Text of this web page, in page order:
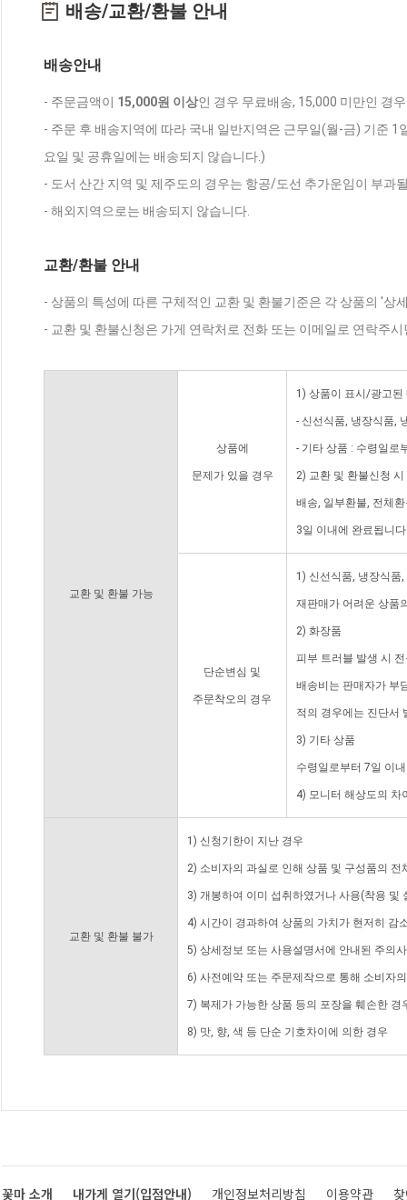
배송/교환/환불 안내
배송안내
- 주문금액이 15,000원 이상인 경우 무료배송, 15,000 미만인 경
- 주문 후 배송지역에 따라 국내 일반지역은 근무일(월-금) 기준
요일 및 공휴일에는 배송되지 않습니다.)
- 도서 산간 지역 및 제주도의 경우는 항공/도선 추가운임이 부과
- 해외지역으로는 배송되지 않습니다.
교환/환불 안내
- 상품의 특성에 따른 구체적인 교환 및 환불기준은 각 상품의 '상
- 교환 및 환불신청은 가게 연락처로 전화 또는 이메일로 연락주
교환 및 환불 가능
상품에
문제가 있을 경우
1) 상품이 표시/광고된
- 신선식품, 냉장식품,
- 기타 상품 : 수령일로
2) 교환 및 환불신청
배송, 일부환불, 전체
3일 이내에 완료됩니
단순변심 및
주문착오의 경우
1) 신선식품, 냉장식품
재판매가 어려운 상품
2) 화장품
피부 트러블 발생 시
배송비는 판매자가 부
적의 경우에는 진단서
3) 기타 상품
수령일로부터 7일 이
4) 모니터 해상도의 차
교환 및 환불 불가
1) 신청기한이 지난 경우
2) 소비자의 과실로 인해 상품 및 구성품의
3) 개봉하여 이미 섭취하였거나 사용(착용 및
4) 시간이 경과하여 상품의 가치가 현저히 감
5) 상세정보 또는 사용설명서에 안내된 주의
6) 사전예약 또는 주문제작으로 통해 소비자
7) 복제가 가능한 상품 등의 포장을 훼손한 경
8) 맛, 향, 색 등 단순 기호차이에 의한 경우
꽃마 소개 내가게 열기(입점안내) 개인정보처리방침 이용약관